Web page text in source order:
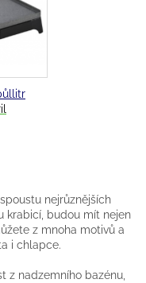
nejrůznějších
krabicí, budou mít nejen
z mnoha motivů a
i chlapce.
z nadzemního bazénu,